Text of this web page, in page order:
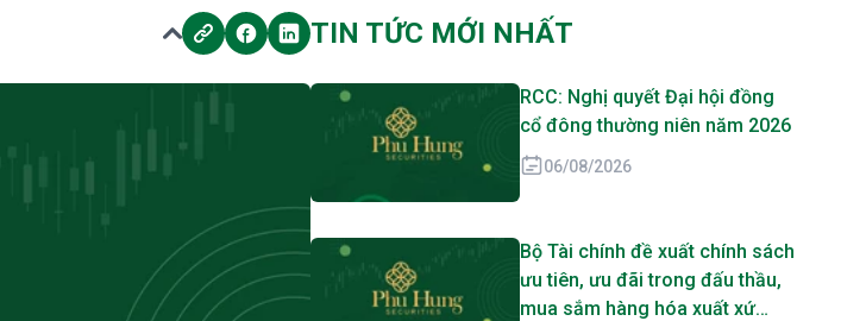
TIN TỨC MỚI NHẤT
RCC: Nghị quyết Đại hội đồng
cổ đông thường niên năm 2026
06/08/2026
Bộ Tài chính đề xuất chính sách
ưu tiên, ưu đãi trong đấu thầu,
mua sắm hàng hóa xuất xứ